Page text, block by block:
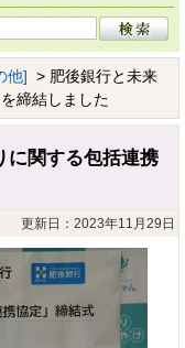
他] > 肥後銀行と未来
締結しました
に関する包括連携
更新日：2023年11月29日